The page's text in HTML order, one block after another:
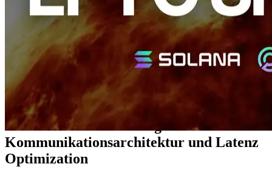
ERPC hat sowohl Hardware-Tuning als auch Software-Layer-
Optimierung verfeinert und die Speichereffizienz in AMD EPYC-
Umgebungen verbessert.
Dies ermöglicht die gleiche Leistung mit weniger Ressourcen zu
erreichen, den Stromverbrauch und die Hardwarekosten erfolgreich
zu reduzieren.
Dadurch erreicht die Gesamtkonfiguration eine hohe Stabilität und
operative Effizienz bei gleichzeitiger Aufrechterhaltung der Leistung
für Echtzeit-Streaming- und Transaktionsbearbeitungs-Workloads.
Technische Verbesserungen:
Kommunikationsarchitektur und Latenz
Optimization